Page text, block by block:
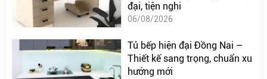
đại, tiện nghi
06/08/2026
Tủ bếp hiện đại Đồng Nai –
Thiết kế sang trọng, chuẩn xu
hướng mới